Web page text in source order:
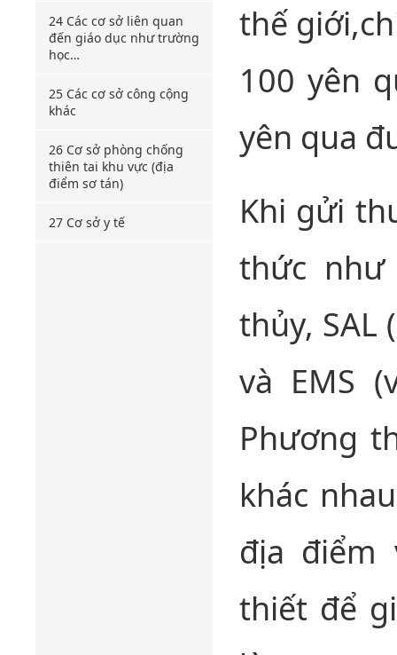
24 Các cơ sở liên quan
đến giáo dục như trường
học…
25 Các cơ sở công cộng
khác
26 Cơ sở phòng chống
thiên tai khu vực (địa
điểm sơ tán)
27 Cơ sở y tế
thế
100 yên
yên qua
Khi gửi
thức như
thủy,
và EMS
Phương
khác
địa điểm
thiết để